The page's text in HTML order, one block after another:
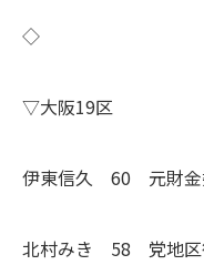
◇
▽大阪19区
伊東信久 60 元財
北村みき 58 党地